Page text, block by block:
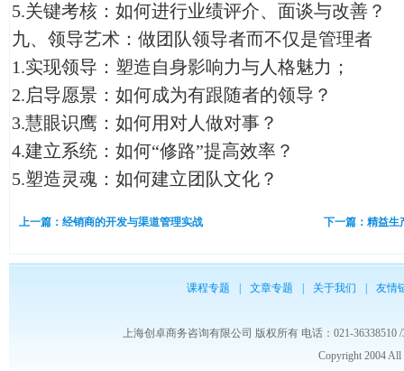
5.关键考核：如何进行业绩评介、面谈与改善？
九、领导艺术：做团队领导者而不仅是管理者
1.实现领导：塑造自身影响力与人格魅力；
2.启导愿景：如何成为有跟随者的领导？
3.慧眼识鹰：如何用对人做对事？
4.建立系统：如何“修路”提高效率？
5.塑造灵魂：如何建立团队文化？
上一篇：经销商的开发与渠道管理实战 下一篇：精益生
课程专题 文章专题 关于我们 友情
上海创卓商务咨询有限公司 版权所有 电话：021-36338510 /
Copyright 2004 All